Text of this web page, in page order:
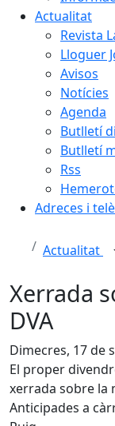
Actualitat
Revista
Lloguer
Avisos
Notícies
Agenda
Butlletí
Butlletí
Rss
Adreces i
Actualitat
Xerrada
DVA
Dimecres, 17 de
El proper
xerrada sobre la
Anticipades a